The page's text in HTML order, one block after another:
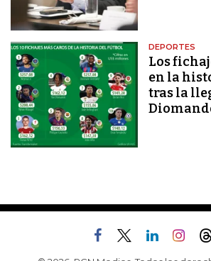
DEPORTES
Los
en la
tras la